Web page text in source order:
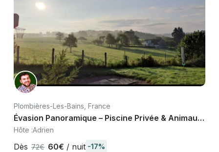
Plombières-Les-Bains, France
Évasion Panoramique – Piscine Privée & Animaux
Bienvenus
Hôte :Adrien
Dès 72€ 60€ / nuit -17%